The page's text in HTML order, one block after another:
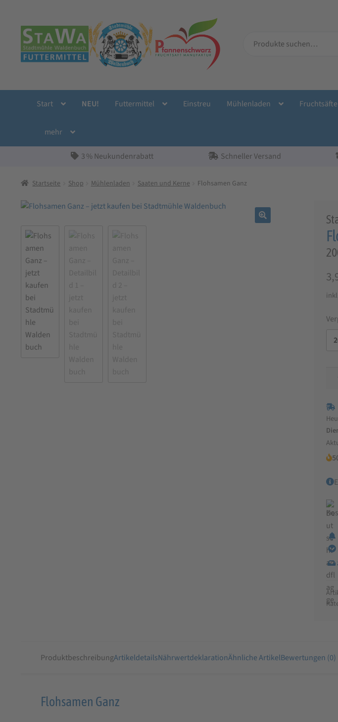
Navigation
springen
Inhalt
springen
nach:
Start NEU! Futtermittel Einstreu Mühlenladen Fruchtsäfte
mehr
3 % Neukundenrabatt Schneller Versand
Startseite Shop Mühlenladen Saaten und Kerne Flohsamen Ganz
ProduktbeschreibungArtikeldetailsNährwertdeklarationÄhnliche ArtikelBewertungen (0)
Produktbeschreibung
Flohsamen Ganz